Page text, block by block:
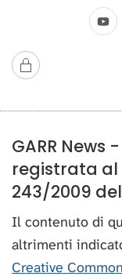
GARR
registrata al
243/2009
Il contenuto di
altrimenti
Creative